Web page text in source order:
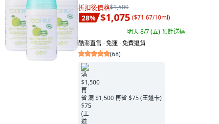
折扣後價格$1,500
28% $1,075 ($71.67/10ml)
明天 8/7 (五)預計送達
酷澎直售 ∙ 免運 ∙ 免費退貨
(68)
满 $1,500 再省 $75 (王道卡)